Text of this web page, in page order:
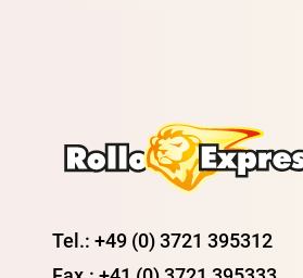
Tel.: +49 (0) 3721 395312